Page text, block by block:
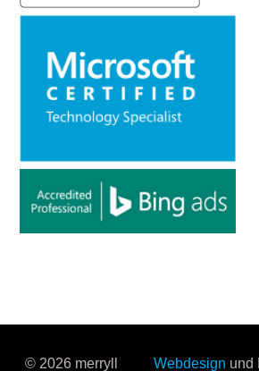
© 2026 merryll Webdesign und